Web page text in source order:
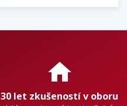
home
30 let zkušeností v oboru